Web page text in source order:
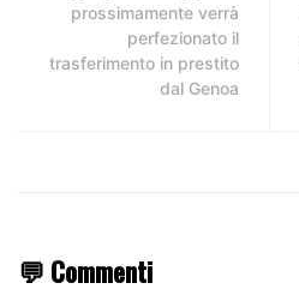
prossimamente verrà
perfezionato il
trasferimento in prestito
dal Genoa
💬 Commenti